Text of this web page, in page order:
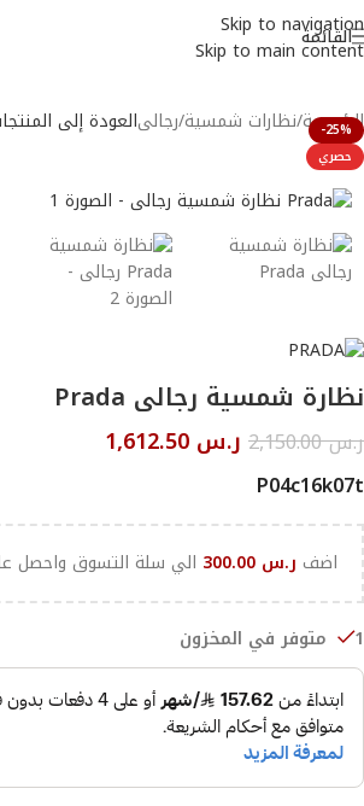
Skip to navigation
Skip to main content
القائمة
الرئيسية/نظارات شمسية/رجالىالعودة إلى
-25%
حصري
نظارة شمسية رجالى Prada
ر.س2,150.00 ر.س
P04c16k07t
اضف ر.س الي سلة التسوق واحصل
1 متوفر في المخزون